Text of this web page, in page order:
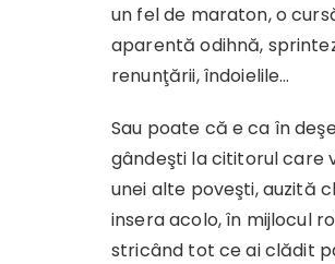
un fel de maraton, o
aparentă odihnă,
renunţării, îndoielile…
Sau poate că e ca în
gândeşti la cititorul care
unei alte poveşti, auzită
insera acolo, în mijlocul
stricând tot ce ai clădit